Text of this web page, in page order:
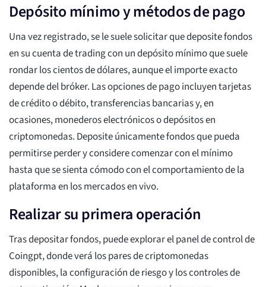
Depósito mínimo y métodos de pago
Una vez registrado, se le suele solicitar que deposite fondos
en su cuenta de trading con un depósito mínimo que suele
rondar los cientos de dólares, aunque el importe exacto
depende del bróker. Las opciones de pago incluyen tarjetas
de crédito o débito, transferencias bancarias y, en
ocasiones, monederos electrónicos o depósitos en
criptomonedas. Deposite únicamente fondos que pueda
permitirse perder y considere comenzar con el mínimo
hasta que se sienta cómodo con el comportamiento de la
plataforma en los mercados en vivo.
Realizar su primera operación
Tras depositar fondos, puede explorar el panel de control de
Coingpt, donde verá los pares de criptomonedas
disponibles, la configuración de riesgo y los controles de